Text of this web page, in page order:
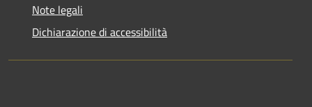
Note legali
Dichiarazione di accessibilità